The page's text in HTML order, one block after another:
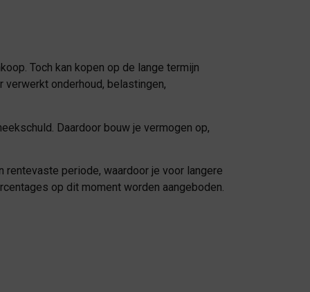
Toch kan kopen op de lange termijn
verwerkt onderhoud, belastingen,
Daardoor bouw je vermogen op,
rentevaste periode, waardoor je voor langere
op dit moment worden aangeboden.